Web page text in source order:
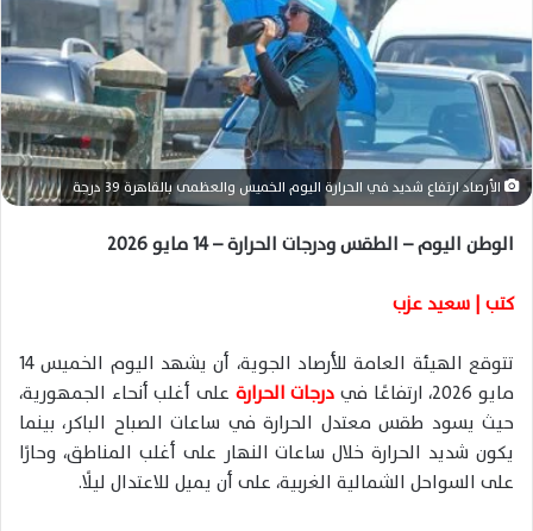
د
ا
إ
ل
ك
ت
و
ي
الأرصاد ارتفاع شديد في الحرارة اليوم الخميس والعظمى بالقاهرة 39 درجة
الوطن اليوم – الطقس ودرجات الحرارة – 14 مايو 2026
كتب | سعيد عزب
تتوقع الهيئة العامة للأرصاد الجوية، أن يشهد اليوم الخميس 14
مايو 2026، ارتفاعًا في
درجات الحرارة على أغلب أنحاء الجمهورية،
حيث يسود طقس معتدل الحرارة في ساعات الصباح الباكر، بينما
يكون شديد الحرارة خلال ساعات النهار على أغلب المناطق، وحارًا
على السواحل الشمالية الغربية، على أن يميل للاعتدال ليلًا.